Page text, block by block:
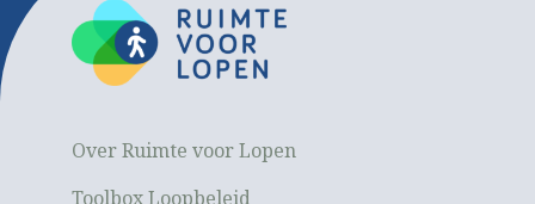
Over Ruimte voor Lopen
Toolbox Loopbeleid